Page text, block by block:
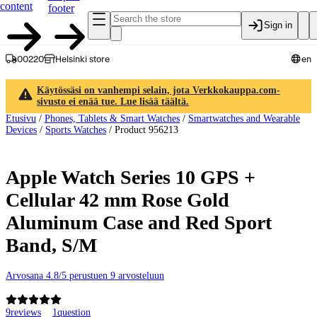
content
footer
Sign in
00220 Helsinki store en
Käytössäsi on vanhempi selain, jota Verkkokauppa.com-
sivusto ei enää tue. Lue lisää täältä.
Etusivu / Phones, Tablets & Smart Watches / Smartwatches and Wearable
Devices / Sports Watches / Product 956213
Apple Watch Series 10 GPS +
Cellular 42 mm Rose Gold
Aluminum Case and Red Sport
Band, S/M
Arvosana 4.8/5 perustuen 9 arvosteluun
9reviews 1question